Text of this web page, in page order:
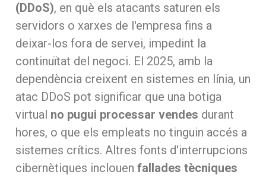
(DDoS), en què els atacants saturen els
servidors o xarxes de l'empresa fins a
deixar-los fora de servei, impedint la
continuïtat del negoci. El 2025, amb la
dependència creixent en sistemes en línia, un
atac DDoS pot significar que una botiga
virtual no pugui processar vendes durant
hores, o que els empleats no tinguin accés a
sistemes crítics. Altres fonts d'interrupcions
cibernètiques inclouen fallades tècniques